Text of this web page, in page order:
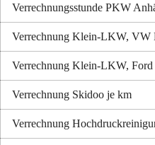
Verrechnungsstunde PKW
Verrechnung Klein-LKW, VW
Verrechnung Klein-LKW, Ford
Verrechnung Skidoo je km
Verrechnung